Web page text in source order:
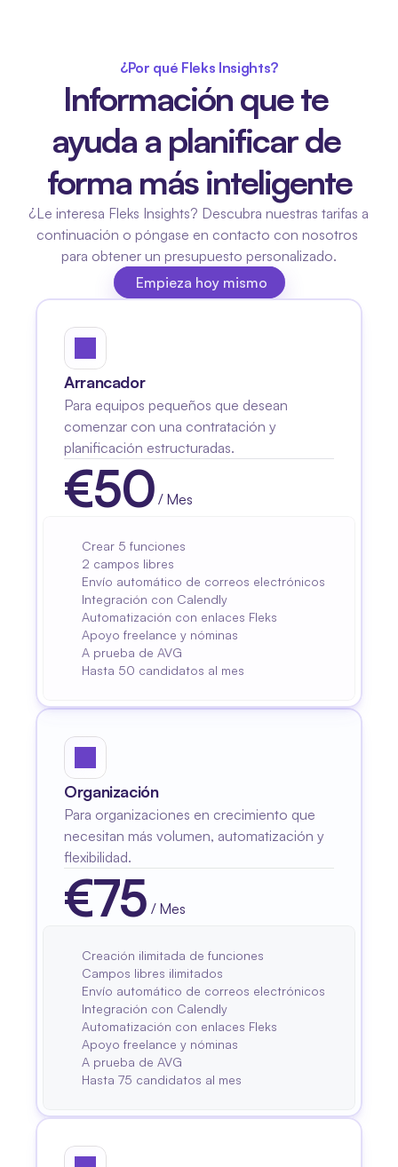
¿Por qué Fleks Insights?
Información que te
ayuda a planificar de
forma más inteligente
¿Le interesa Fleks Insights? Descubra nuestras tarifas a
continuación o póngase en contacto con nosotros
para obtener un presupuesto personalizado.
Empieza hoy mismo
Empieza hoy mismo
Arrancador
Para equipos pequeños que desean
comenzar con una contratación y
planificación estructuradas.
€50
$50
/ Mes
Crear 5 funciones
2 campos libres
Envío automático de correos electrónicos
Integración con Calendly
Automatización con enlaces Fleks
Apoyo freelance y nóminas
A prueba de AVG
Hasta 50 candidatos al mes
Organización
Para organizaciones en crecimiento que
necesitan más volumen, automatización y
flexibilidad.
€75
$75
/ Mes
Creación ilimitada de funciones
Campos libres ilimitados
Envío automático de correos electrónicos
Integración con Calendly
Automatización con enlaces Fleks
Apoyo freelance y nóminas
A prueba de AVG
Hasta 75 candidatos al mes